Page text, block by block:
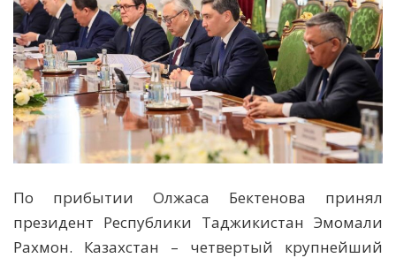
По прибытии Олжаса Бектенова принял
президент Республики Таджикистан Эмомали
Рахмон. Казахстан – четвертый крупнейший